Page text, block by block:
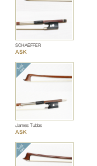
SCHAEFFER
ASK
James Tubbs
ASK